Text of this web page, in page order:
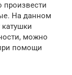
произвести
На данном
можно
помощи